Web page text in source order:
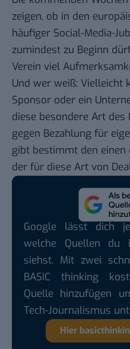
zeigen, ob in den
häufiger Social-Media-
zumindest zu Beginn
Verein viel
Und wer weiß: Vielleicht
Sponsor oder ein
diese besondere Art
gegen Bezahlung für
gibt bestimmt den einen
der für diese Art von
Google lässt dich
welche Quellen du
siehst. Mit zwei
BASIC thinking
Quelle hinzufügen
Tech-Journalismus
Hier